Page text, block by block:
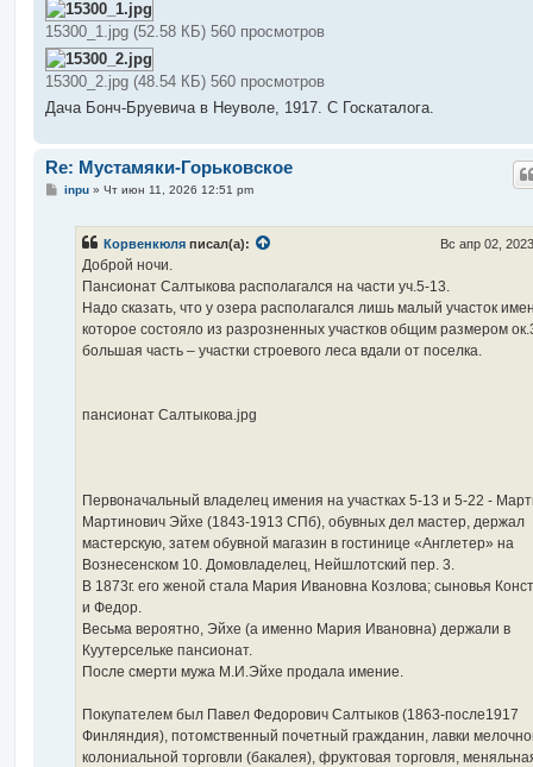
о
б
щ
е
н
и
е
15300_1.jpg (52.58 КБ) 560 просмотров
15300_2.jpg (48.54 КБ) 560 просмотров
Дача Бонч-Бруевича в Неуволе, 1917. С Госкаталога.
Re: Мустамяки-Горьковское
Сinpu» Чт июн 11, 2026 12:51 pm
Корвенкюля писал(а): Вс апр 02,
Доброй ночи.
Пансионат Салтыкова располагался на части уч.5-13.
Надо сказать, что у озера располагался лишь малый участок
которое состояло из разрозненных участков общим размером
большая часть – участки строевого леса вдали от поселка.
пансионат Салтыкова.jpg
Первоначальный владелец имения на участках 5-13 и 5-22 -
Мартинович Эйхе (1843-1913 СПб), обувных дел мастер, держал
мастерскую, затем обувной магазин в гостинице «Англетер» на
Вознесенском 10. Домовладелец, Нейшлотский пер. 3.
В 1873г. его женой стала Мария Ивановна Козлова; сыновья
и Федор.
Весьма вероятно, Эйхе (а именно Мария Ивановна) держали в
Куутерсельке пансионат.
После смерти мужа М.И.Эйхе продала имение.
Покупателем был Павел Федорович Салтыков (1863-после1917
Финляндия), потомственный почетный гражданин, лавки
колониальной торговли (бакалея), фруктовая торговля,